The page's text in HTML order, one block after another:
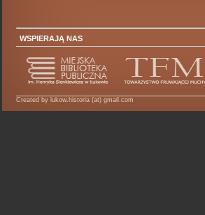
WSPIERAJĄ NAS
Created by lukow.historia (at) gmail.com